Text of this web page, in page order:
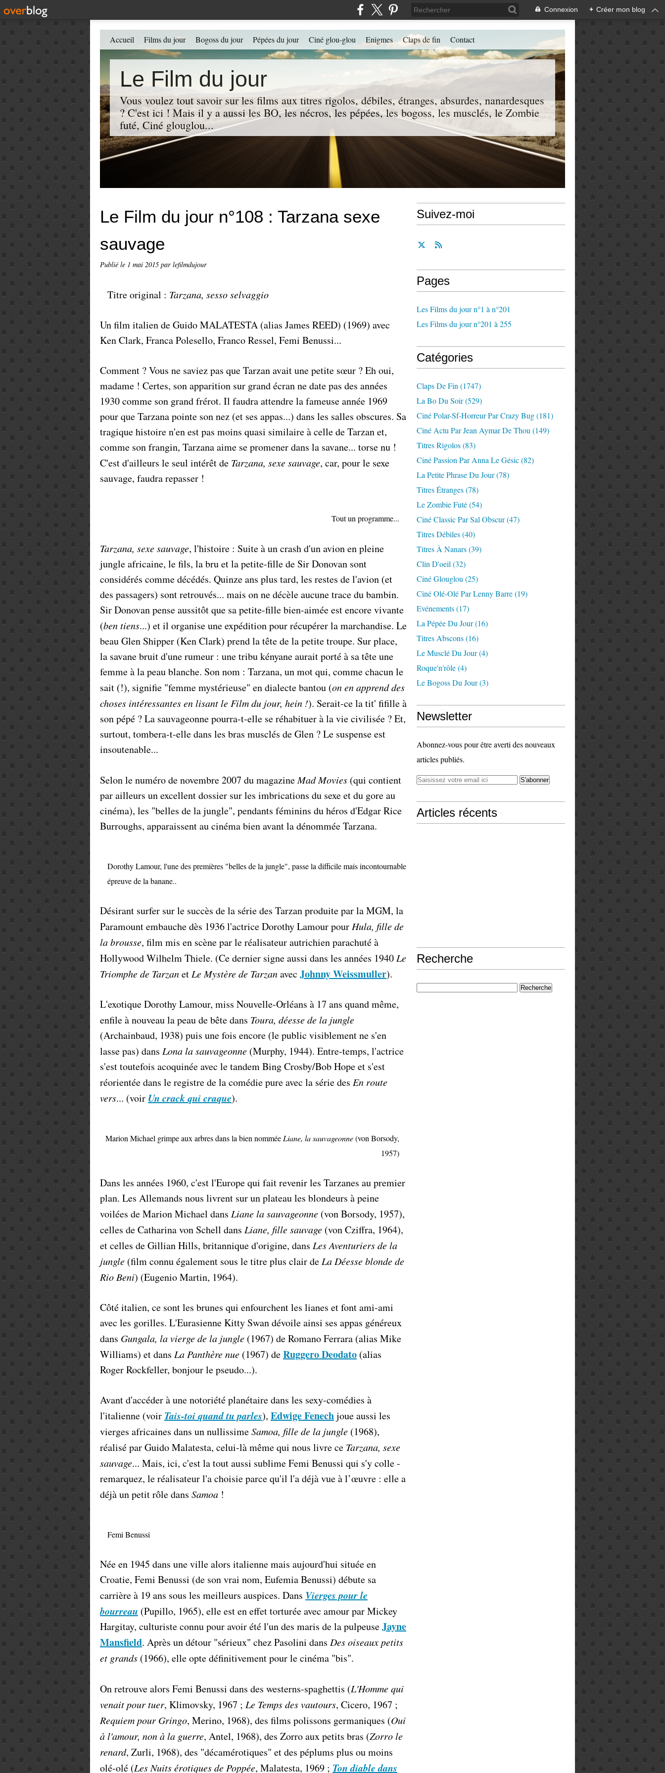
Connexion + Créer mon blog
Le Film du jour
Vous voulez tout savoir sur les films aux titres rigolos, débiles, étranges, absurdes, nanardesques
? C'est ici ! Mais il y a aussi les BO, les nécros, les pépées, les bogoss, les musclés, le Zombie
futé, Ciné glouglou...
Accueil Films du jour Bogoss du jour Pépées du jour Ciné glou-glou Enigmes Claps de fin Contact
Le Film du jour n°108 : Tarzana sexe
sauvage
Publié le 1 mai 2015 par lefilmdujour
Titre original : Tarzana, sesso selvaggio
Un film italien de Guido MALATESTA (alias James REED) (1969) avec
Ken Clark, Franca Polesello, Franco Ressel, Femi Benussi...
Comment ? Vous ne saviez pas que Tarzan avait une petite sœur ? Eh oui,
madame ! Certes, son apparition sur grand écran ne date pas des années
1930 comme son grand frérot. Il faudra attendre la fameuse année 1969
pour que Tarzana pointe son nez (et ses appas...) dans les salles obscures. Sa
tragique histoire n'en est pas moins quasi similaire à celle de Tarzan et,
comme son frangin, Tarzana aime se promener dans la savane... torse nu !
C'est d'ailleurs le seul intérêt de Tarzana, sexe sauvage, car, pour le sexe
sauvage, faudra repasser !
Tout un programme...
Tarzana, sexe sauvage, l'histoire : Suite à un crash d'un avion en pleine
jungle africaine, le fils, la bru et la petite-fille de Sir Donovan sont
considérés comme décédés. Quinze ans plus tard, les restes de l'avion (et
des passagers) sont retrouvés... mais on ne décèle aucune trace du bambin.
Sir Donovan pense aussitôt que sa petite-fille bien-aimée est encore vivante
(ben tiens...) et il organise une expédition pour récupérer la marchandise. Le
beau Glen Shipper (Ken Clark) prend la tête de la petite troupe. Sur place,
la savane bruit d'une rumeur : une tribu kényane aurait porté à sa tête une
femme à la peau blanche. Son nom : Tarzana, un mot qui, comme chacun le
sait (!), signifie "femme mystérieuse" en dialecte bantou (on en apprend des
choses intéressantes en lisant le Film du jour, hein !). Serait-ce la tit' fifille à
son pépé ? La sauvageonne pourra-t-elle se réhabituer à la vie civilisée ? Et,
surtout, tombera-t-elle dans les bras musclés de Glen ? Le suspense est
insoutenable...
Selon le numéro de novembre 2007 du magazineMad Movies (qui contient
par ailleurs un excellent dossier sur les imbrications du sexe et du gore au
cinéma), les "belles de la jungle", pendants féminins du héros d'Edgar Rice
Burroughs, apparaissent au cinéma bien avant la dénommée Tarzana.
Dorothy Lamour, l'une des premières "belles de la jungle", passe la difficile mais incontournable
épreuve de la banane..
Désirant surfer sur le succès de la série des Tarzan produite par la MGM, la
Paramount embauche dès 1936 l'actrice Dorothy Lamour pour Hula, fille de
la brousse, film mis en scène par le réalisateur autrichien parachuté à
Hollywood Wilhelm Thiele. (Ce dernier signe aussi dans les années 1940 Le
Triomphe de Tarzanet Le Mystère de Tarzanavec Johnny Weissmuller).
L'exotique Dorothy Lamour, miss Nouvelle-Orléans à 17 ans quand même,
enfile à nouveau la peau de bête dans Toura, déesse de la jungle
(Archainbaud, 1938) puis une fois encore (le public visiblement ne s'en
lasse pas) dans Lona la sauvageonne (Murphy, 1944). Entre-temps, l'actrice
s'est toutefois acoquinée avec le tandem Bing Crosby/Bob Hope et s'est
réorientée dans le registre de la comédie pure avec la série des En route
vers... (voir Un crack qui craque).
Marion Michael grimpe aux arbres dans la bien nommée Liane, la sauvageonne(von Borsody,
1957)
Dans les années 1960, c'est l'Europe qui fait revenir les Tarzanes au premier
plan. Les Allemands nous livrent sur un plateau les blondeurs à peine
voilées de Marion Michael dans Liane la sauvageonne (von Borsody, 1957),
celles de Catharina von Schell dans Liane, fille sauvage (von Cziffra, 1964),
et celles de Gillian Hills, britannique d'origine, dans Les Aventuriers de la
jungle (film connu également sous le titre plus clair de La Déesse blonde de
Rio Beni) (Eugenio Martin, 1964).
Côté italien, ce sont les brunes qui enfourchent les lianes et font ami-ami
avec les gorilles. L'Eurasienne Kitty Swan dévoile ainsi ses appas généreux
dans Gungala, la vierge de la jungle (1967) de Romano Ferrara (alias Mike
Williams) et dans La Panthère nue (1967) deRuggero Deodato (alias
Roger Rockfeller, bonjour le pseudo...).
Avant d'accéder à une notoriété planétaire dans les sexy-comédies à
l'italienne (voir Tais-toi quand tu parles), Edwige Fenechjoue aussi les
vierges africaines dans un nullissimeSamoa, fille de la jungle (1968),
réalisé par Guido Malatesta, celui-là même qui nous livre ce Tarzana, sexe
sauvage... Mais, ici, c'est la tout aussi sublime Femi Benussi qui s'y colle -
remarquez, le réalisateur l'a choisie parce qu'il l'a déjà vue à l’œuvre : elle a
déjà un petit rôle dans Samoa !
Femi Benussi
Née en 1945 dans une ville alors italienne mais aujourd'hui située en
Croatie, Femi Benussi (de son vrai nom, Eufemia Benussi) débute sa
carrière à 19 ans sous les meilleurs auspices. Dans Vierges pour le
bourreau (Pupillo, 1965), elle est en effet torturée avec amour par Mickey
Hargitay, culturiste connu pour avoir été l'un des maris de la pulpeuseJayne
Mansfield. Après un détour "sérieux" chez Pasolini dans Des oiseaux petits
et grands (1966), elle opte définitivement pour le cinéma "bis".
On retrouve alors Femi Benussi dans des westerns-spaghettis (L'Homme qui
venait pour tuer, Klimovsky, 1967 ; Le Temps des vautours, Cicero, 1967 ;
Requiem pour Gringo, Merino, 1968), des films polissons germaniques (Oui
à l'amour, non à la guerre, Antel, 1968), des Zorro aux petits bras (Zorro le
renard, Zurli, 1968), des "décamérotiques" et des péplums plus ou moins
olé-olé (Les Nuits érotiques de Poppée, Malatesta, 1969 ; Ton diable dans
Suivez-moi
Pages
Les Films du jour n°1 à n°201
Les Films du jour n°201 à 255
Catégories
Claps De Fin (1747)
La Bo Du Soir(529)
Ciné Polar-Sf-Horreur Par Crazy Bug(181)
Ciné Actu Par Jean Aymar De Thou (149)
Titres Rigolos(83)
Ciné Passion Par Anna Le Gésic(82)
La Petite Phrase Du Jour(78)
Titres Étranges(78)
Le Zombie Futé(54)
Ciné Classic Par Sal Obscur(47)
Titres Débiles(40)
Titres À Nanars(39)
Clin D'oeil (32)
Ciné Glouglou (25)
Ciné Olé-Olé Par Lenny Barre(19)
Evénements(17)
La Pépée Du Jour(16)
Titres Abscons(16)
Le Musclé Du Jour(4)
Roque'n'rôle(4)
Le Bogoss Du Jour(3)
Newsletter
Abonnez-vous pour être averti des nouveaux
articles publiés.
Articles récents
Recherche